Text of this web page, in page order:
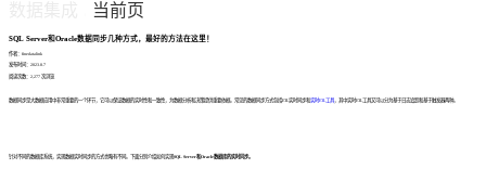
当前页
SQL Server和Oracle数据同步几种方式，最好的方法在这里！
作者：finedatalink
发布时间：2023.8.7
阅读次数：2,277 次浏览
数据同步是大数据应用中非常重要的一个环节，它可以保证数据的实时性和一致性，为数据分析和决策提供重要依据。常见的数据同步方式包括ETL实时同步和 实时ETL工具 ，其中实时ETL工具又可以分为基于日志追踪和基于触发器两种。
针对不同的数据库系统，实现数据实时同步的方式也略有不同。下面分别介绍如何实现SQL Server和Oracle数据库的实时同步。